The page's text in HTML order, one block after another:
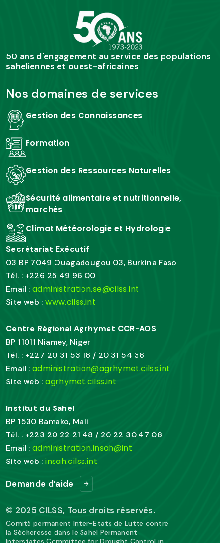
50 ans d'engagement au service des populations
saheliennes et ouest-africaines
Nos domaines de services
Gestion des Connaissances
Formation
Gestion des Ressources Naturelles
Sécurité alimentaire et nutritionnelle,
marchés
Climat Météorologie et Hydrologie
Secrétariat Exécutif
03 BP 7049 Ouagadougou 03, Burkina Faso
Tél. : +226 25 49 96 00
Email :administration.se@cilss.int
Site web :www.cilss.int
Centre Régional Agrhymet CCR-AOS
BP 11011 Niamey, Niger
Tél. : +227 20 31 53 16 / 20 31 54 36
Email :administration@agrhymet.cilss.int
Site web :agrhymet.cilss.int
Institut du Sahel
BP 1530 Bamako, Mali
Tél. : +223 20 22 21 48 / 20 22 30 47 06
Email :administration.insah@int
Site web :insah.cilss.int
Demande d’aide
© 2025 CILSS, Tous droits réservés.
Comité permanent Inter-Etats de Lutte contre
la Sécheresse dans le Sahel Permanent
Interstates Committee for Drought Control in